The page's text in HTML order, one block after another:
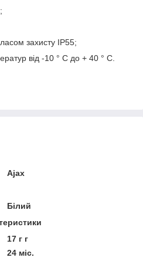
захисту IP55;
від -10 ° C до + 40 ° C.
Ajax
Білий
17 г г
24 міс.